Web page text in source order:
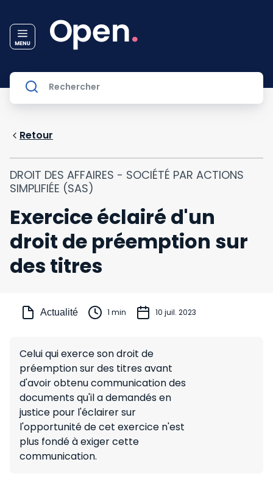
Retour
DROIT DES AFFAIRES - SOCIÉTÉ PAR ACTIONS
SIMPLIFIÉE (SAS)
Exercice éclairé d'un
droit de préemption sur
des titres
Actualité 1 min 10 juil. 2023
Celui qui exerce son droit de
préemption sur des titres avant
d'avoir obtenu communication des
documents qu'il a demandés en
justice pour l'éclairer sur
l'opportunité de cet exercice n'est
plus fondé à exiger cette
communication.